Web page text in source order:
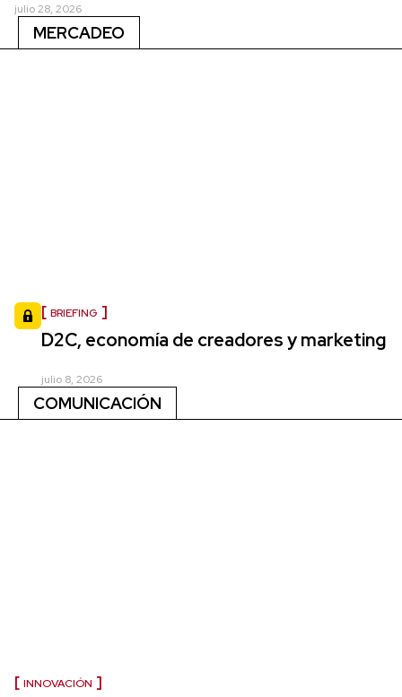
julio 28, 2026
MERCADEO
BRIEFING
D2C, economía de creadores y marketing
julio 8, 2026
COMUNICACIÓN
INNOVACIÓN